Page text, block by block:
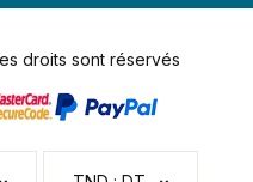
droits sont réservés